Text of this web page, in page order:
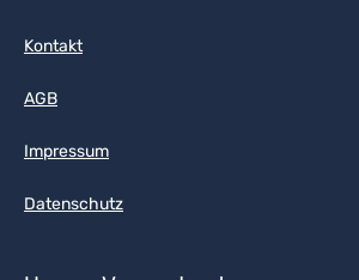
Kontakt
AGB
Impressum
Datenschutz